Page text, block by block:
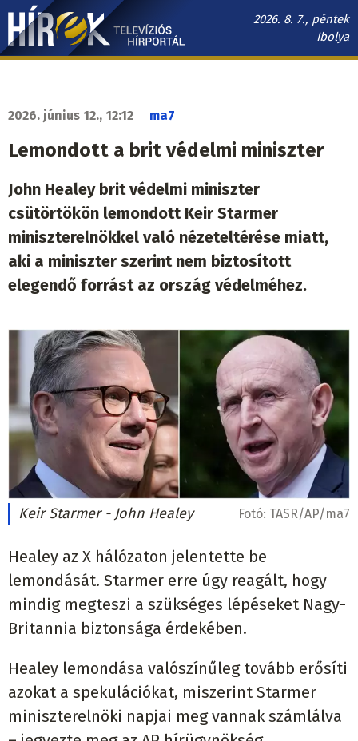
Ugrás
tartalomra
2026. 8. 7., péntek
Ibolya
Hírek.sk
navigáció
2026. június 12., 12:12 ma7
Lemondott a brit védelmi miniszter
John Healey brit védelmi miniszter
csütörtökön lemondott Keir Starmer
miniszterelnökkel való nézeteltérése miatt,
aki a miniszter szerint nem biztosított
elegendő forrást az ország védelméhez.
Keir Starmer - John Healey Fotó: TASR/AP/ma7
Healey az X hálózaton jelentette be
lemondását. Starmer erre úgy reagált, hogy
mindig megteszi a szükséges lépéseket Nagy-
Britannia biztonsága érdekében.
Healey lemondása valószínűleg tovább erősíti
azokat a spekulációkat, miszerint Starmer
miniszterelnöki napjai meg vannak számlálva